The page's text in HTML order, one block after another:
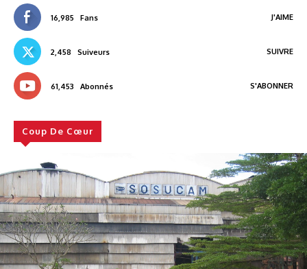
16,985 Fans J'AIME
2,458 Suiveurs SUIVRE
61,453 Abonnés S'ABONNER
Coup De Cœur